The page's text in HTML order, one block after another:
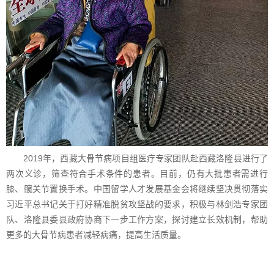
2019年，西藏大骨节病项目组医疗专家团队赴西藏洛隆县进行了
两次义诊，筛查符合手术条件的患者。目前，仍有大批患者需进行
膝、髋关节置换手术。中国留学人才发展基金会将继续坚决贯彻落实
习近平总书记关于打好精准脱贫攻坚战的要求，积极与林剑浩专家团
队、洛隆县委县政府协商下一步工作方案，探讨建立长效机制，帮助
更多的大骨节病患者减轻病痛，提高生活质量。